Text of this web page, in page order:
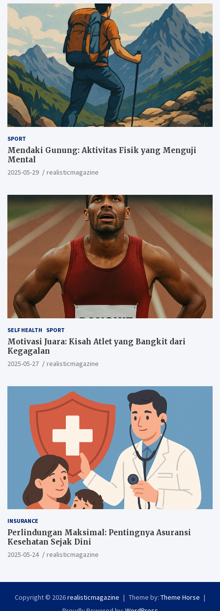
SPORT
Mendaki Gunung: Aktivitas Fisik yang Menguji
Mental
2025-05-29 realisticmagazine
SELF HEALTH SPORT
Motivasi Juara: Kisah Atlet yang Bangkit dari
Kegagalan
2025-05-27 realisticmagazine
INSURANCE
Perlindungan Maksimal: Pentingnya Asuransi
Kesehatan Sejak Dini
2025-05-24 realisticmagazine
Copyright © 2026realisticmagazine Theme by: Theme Horse